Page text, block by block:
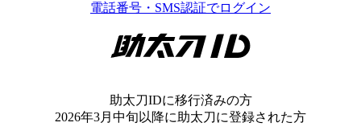
電話番号・SMS認証でログイン
助太刀ID
助太刀IDに移行済みの方
2026年3月中旬以降に助太刀に登録された方